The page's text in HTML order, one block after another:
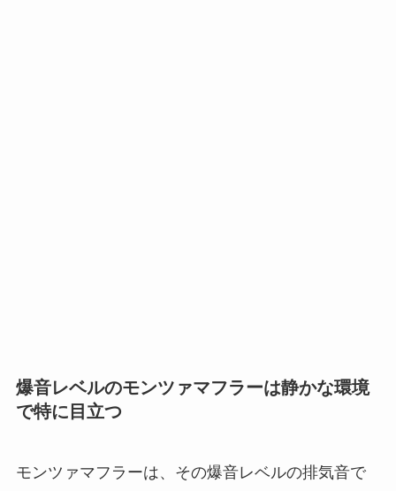
爆音レベルのモンツァマフラーは静かな環境
で特に目立つ
モンツァマフラーは、その爆音レベルの排気音で